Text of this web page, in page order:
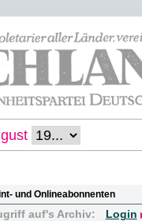
und Onlineabonnenten
auf's Archiv: Login